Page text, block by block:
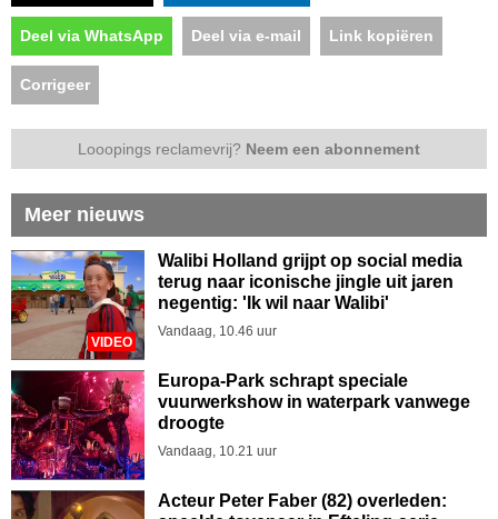
Deel via WhatsApp Deel via e-mail Link kopiëren
Corrigeer
Looopings reclamevrij? Neem een abonnement
Meer nieuws
VIDEO
Walibi Holland grijpt op social media
terug naar iconische jingle uit jaren
negentig: 'Ik wil naar Walibi'
Vandaag, 10.46 uur
Europa-Park schrapt speciale
vuurwerkshow in waterpark vanwege
droogte
Vandaag, 10.21 uur
Acteur Peter Faber (82) overleden: